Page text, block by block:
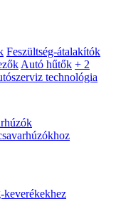
Feszültség-átalakítók
Autó hűtők + 2
technológia
keverékekhez